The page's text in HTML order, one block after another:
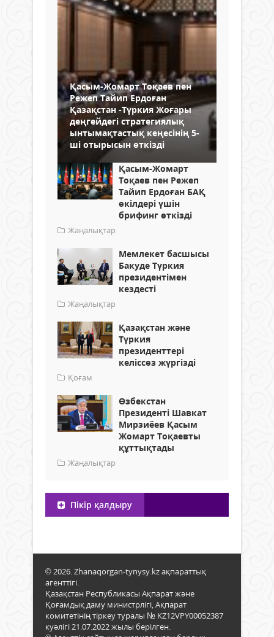
Қасым-Жомарт Тоқаев пен
Режеп Тайип Ердоған
Қазақстан -Түркия Жоғары
деңгейдегі стратегиялық
ынтымақтастық кеңесінің 5-
ші отырысын өткізді
Қасым-Жомарт
Тоқаев пен Режеп
Тайип Ердоған БАҚ
өкілдері үшін
брифинг өткізді
Жаңалықтар
Мемлекет басшысы
Бакуде Түркия
президентімен
кездесті
Жаңалықтар
Қазақстан және
Түркия
президенттері
келіссөз жүргізді
Қоғам
Өзбекстан
Президенті Шавкат
Мирзиёев Қасым
Жомарт Тоқаевты
құттықтады
Жаңалықтар
Пікір қалдыру
© 2026. Zhanaqorgan-tynysy.kz ақпараттық
агенттігі.
Қазақстан Республикасы Ақпарат және
Қоғамдық даму министрлігі, Ақпарат
комитетінің тіркеу туралы № KZ12VPY00052387
куәлігі 21.07.2022 жылы берілген.